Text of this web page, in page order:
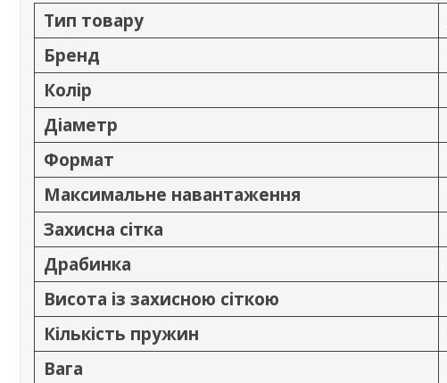
Тип товару
Бренд
Колір
Діаметр
Формат
Максимальне навантаження
Захисна сітка
Драбинка
Висота із захисною сіткою
Кількість пружин
Вага